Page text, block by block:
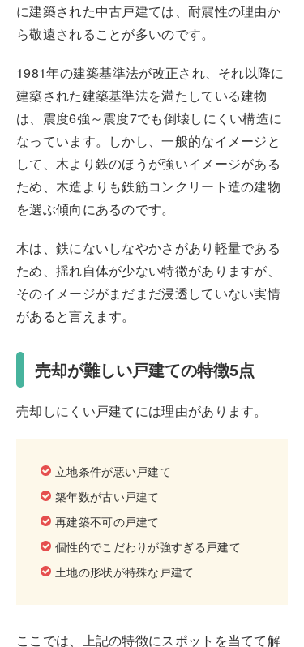
に建築された中古戸建ては、耐震性の理由か
ら敬遠されることが多いのです。
1981年の建築基準法が改正され、それ以降に
建築された建築基準法を満たしている建物
は、震度6強～震度7でも倒壊しにくい構造に
なっています。しかし、一般的なイメージと
して、木より鉄のほうが強いイメージがある
ため、木造よりも鉄筋コンクリート造の建物
を選ぶ傾向にあるのです。
木は、鉄にないしなやかさがあり軽量である
ため、揺れ自体が少ない特徴がありますが、
そのイメージがまだまだ浸透していない実情
があると言えます。
売却が難しい戸建ての特徴5点
売却しにくい戸建てには理由があります。
立地条件が悪い戸建て
築年数が古い戸建て
再建築不可の戸建て
個性的でこだわりが強すぎる戸建て
土地の形状が特殊な戸建て
ここでは、上記の特徴にスポットを当てて解